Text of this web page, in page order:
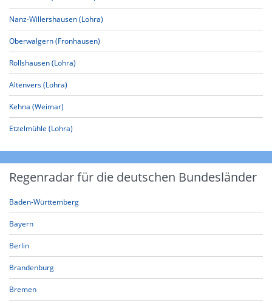
Nanz-Willershausen (Lohra)
Oberwalgern (Fronhausen)
Rollshausen (Lohra)
Altenvers (Lohra)
Kehna (Weimar)
Etzelmühle (Lohra)
Regenradar für die deutschen Bundesländer
Baden-Württemberg
Bayern
Berlin
Brandenburg
Bremen